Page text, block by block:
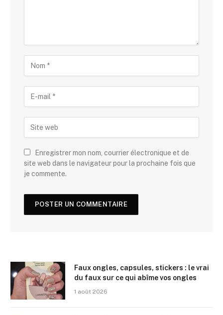
Enregistrer mon nom, courrier électronique et de
site web dans le navigateur pour la prochaine fois que
je commente.
Faux ongles, capsules, stickers : le vrai
du faux sur ce qui abîme vos ongles
1 août 2026